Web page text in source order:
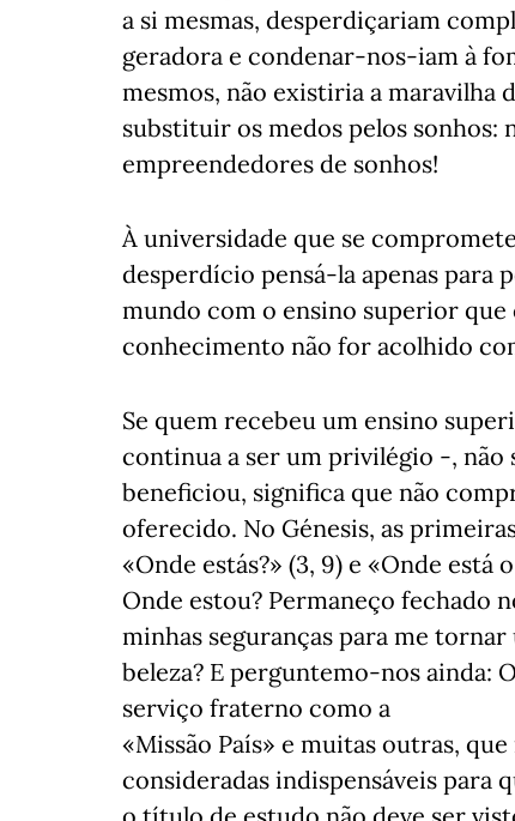
a si mesmas, desperdiçariam
geradora e condenar-nos-iam à
mesmos, não existiria a maravilha
substituir os medos pelos sonhos:
empreendedores de sonhos!
À universidade que se
desperdício pensá-la apenas para
mundo com o ensino superior
conhecimento não for acolhido
Se quem recebeu um ensino
continua a ser um privilégio -,
beneficiou, significa que não
oferecido. No Génesis, as
«Onde estás?» (3, 9) e «Onde
Onde estou? Permaneço fechado
minhas seguranças para me
beleza? E perguntemo-nos ainda:
serviço fraterno como a
«Missão País» e muitas outras,
consideradas indispensáveis para